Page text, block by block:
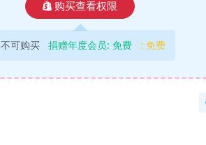
购买查看权限
不可购买 捐赠年度会员: 免费 : 免费